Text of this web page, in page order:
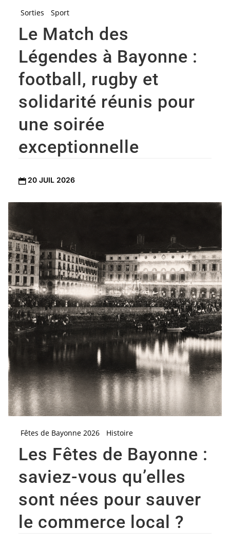
Sorties Sport
Le Match des
Légendes à Bayonne :
football, rugby et
solidarité réunis pour
une soirée
exceptionnelle
 20 JUIL 2026
Fêtes de Bayonne 2026 Histoire
Les Fêtes de Bayonne :
saviez-vous qu’elles
sont nées pour sauver
le commerce local ?